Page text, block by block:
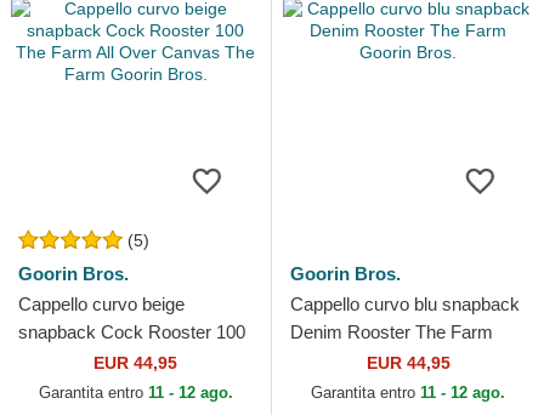
(5)
Goorin Bros.
Cappello curvo beige
snapback Cock Rooster 100
The Farm All Over Canvas
The Farm Goorin Bros.
EUR 44,95
Garantita entro 11 - 12 ago.
Goorin Bros.
Cappello curvo blu snapback
Denim Rooster The Farm
Goorin Bros.EUR 44,95
Garantita entro 11 - 12 ago.